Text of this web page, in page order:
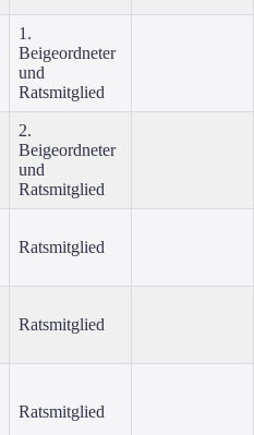
1.
Beigeordneter
und
Ratsmitglied
2.
Beigeordneter
und
Ratsmitglied
Ratsmitglied
Ratsmitglied
Ratsmitglied